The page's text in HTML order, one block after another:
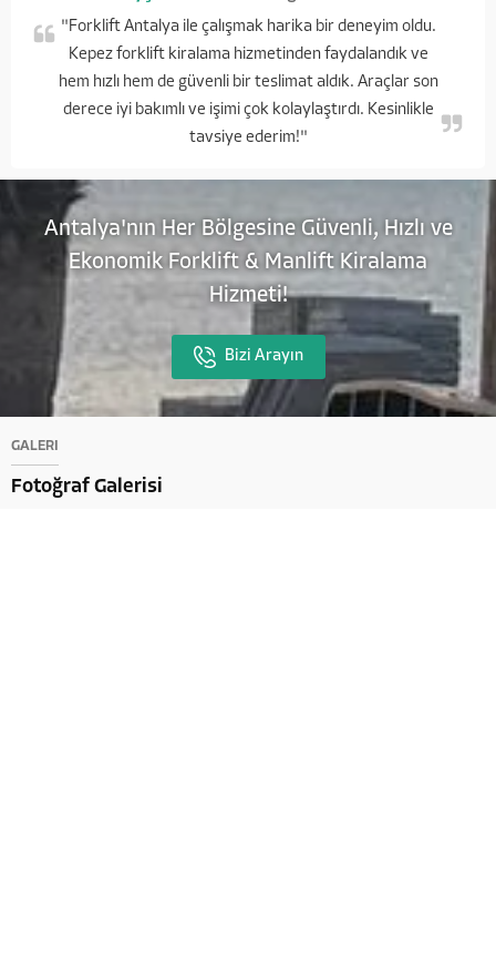
"Forklift Antalya ile çalışmak harika bir deneyim oldu.
Kepez forklift kiralama hizmetinden faydalandık ve
hem hızlı hem de güvenli bir teslimat aldık. Araçlar son
derece iyi bakımlı ve işimi çok kolaylaştırdı. Kesinlikle
tavsiye ederim!"
Antalya'nın Her Bölgesine Güvenli, Hızlı ve
Ekonomik Forklift & Manlift Kiralama
Hizmeti!
Bizi Arayın
GALERİ
Fotoğraf Galerisi